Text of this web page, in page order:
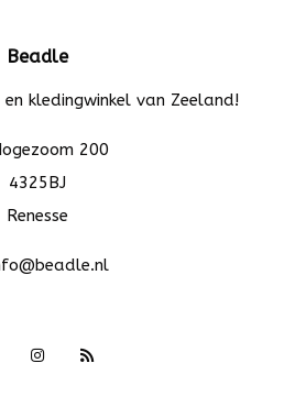
Beadle
kledingwinkel van Zeeland!
200
4325BJ
Renesse